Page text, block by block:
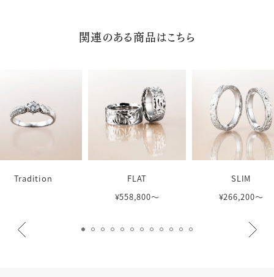
関連のある商品はこちら
Tradition
FLAT
¥558,800〜
SLIM
¥266,200〜